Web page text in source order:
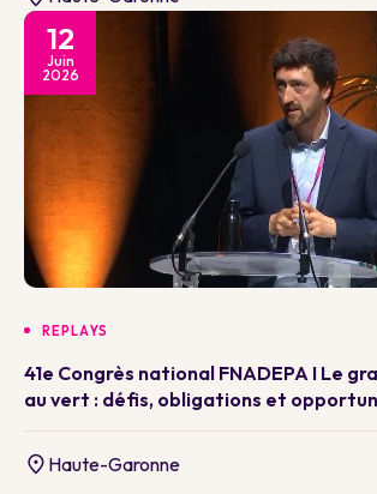
12
Juin
2026
REPLAYS
41e Congrès national FNADEPA I Le
au vert : défis, obligations et
Haute-Garonne